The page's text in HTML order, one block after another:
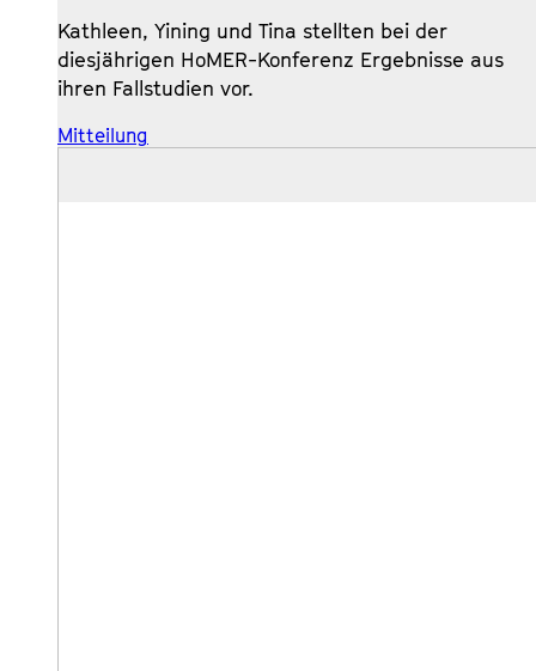
Kathleen, Yining und Tina stellten bei der
diesjährigen HoMER-Konferenz Ergebnisse aus
ihren Fallstudien vor.
Mitteilung